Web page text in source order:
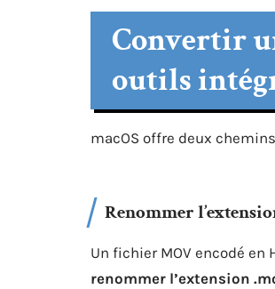
Convertir
outils
macOS offre deux
Renommer
Un fichier MOV encodé en
renommer l’extension